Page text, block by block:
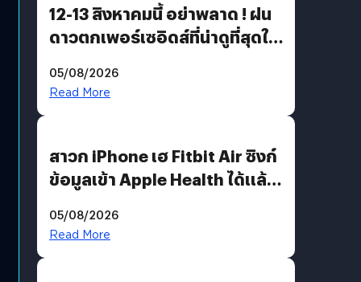
12-13 สิงหาคมนี้ อย่าพลาด ! ฝน
ดาวตกเพอร์เซอิดส์ที่น่าดูที่สุดใน
05/08/2026
Read More
สาวก iPhone เฮ Fitbit Air ซิงก์
ข้อมูลเข้า Apple Health ได้แล้ว
05/08/2026
Read More